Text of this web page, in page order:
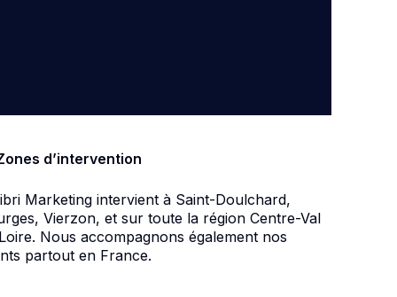
d’intervention
Marketing intervient à Saint-Doulchard,
Vierzon, et sur toute la région Centre-Val
Nous accompagnons également nos
partout en France.